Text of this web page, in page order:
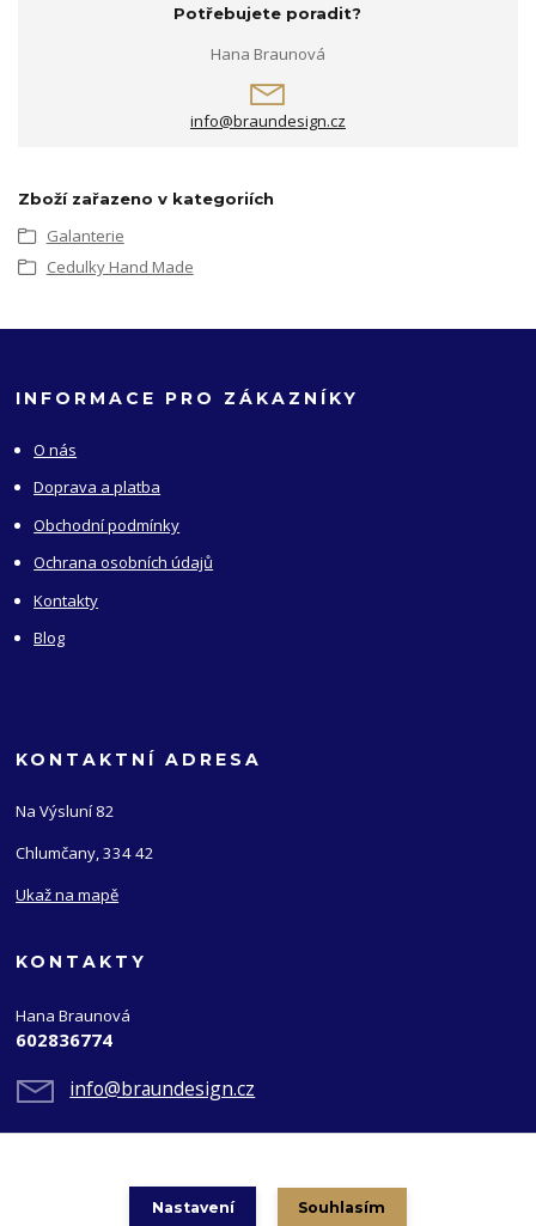
Potřebujete poradit?
Hana Braunová
info@braundesign.cz
Zboží zařazeno v kategoriích
Galanterie
Cedulky Hand Made
INFORMACE PRO ZÁKAZNÍKY
O nás
Doprava a platba
Obchodní podmínky
Ochrana osobních údajů
Kontakty
Blog
KONTAKTNÍ ADRESA
Na Výsluní 82
Chlumčany, 334 42
Ukaž na mapě
KONTAKTY
Hana Braunová
602836774
info@braundesign.cz
Nastavení Souhlasím